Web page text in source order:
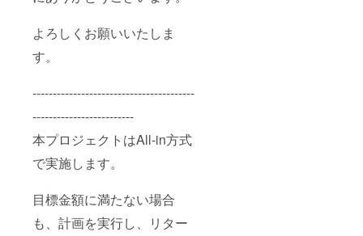
よろしくお願いいたしま
す。
----------------------------------------
-------------------------
本プロジェクトはAll-in方式
で実施します。
目標金額に満たない場合
も、計画を実行し、リター